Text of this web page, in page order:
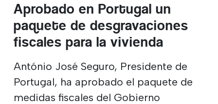
Aprobado en Portugal un
paquete de desgravaciones
fiscales para la vivienda
António José Seguro, Presidente de
Portugal, ha aprobado el paquete de
medidas fiscales del Gobierno